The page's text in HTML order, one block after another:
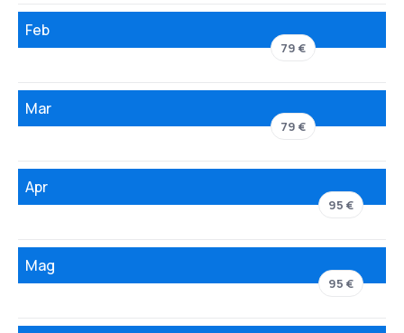
Feb
79 €
Mar
79 €
Apr
95 €
Mag
95 €